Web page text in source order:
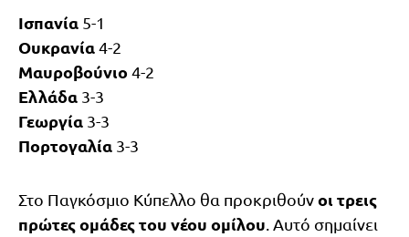
Ισπανία 5-1
Ουκρανία 4-2
Μαυροβούνιο 4-2
Ελλάδα 3-3
Γεωργία 3-3
Πορτογαλία 3-3
Στο Παγκόσμιο Κύπελλο θα προκριθούνοι τρεις
πρώτες ομάδες του νέου ομίλου . Αυτό σημαίνει